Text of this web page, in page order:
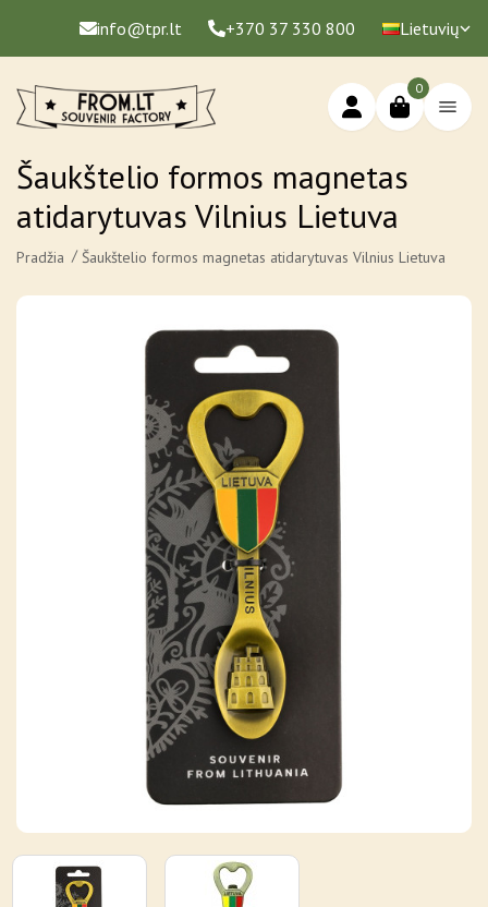
info@tpr.lt +370 37 330 800 Lietuvių
0
Šaukštelio formos magnetas
atidarytuvas Vilnius Lietuva
Pradžia Šaukštelio formos magnetas atidarytuvas Vilnius Lietuva